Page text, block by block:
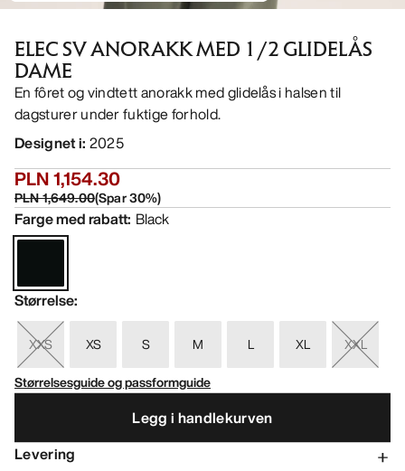
ELEC SV ANORAKK MED 1/2 GLIDELÅS
DAME
En fôret og vindtett anorakk med glidelås i halsen til
dagsturer under fuktige forhold.
Designet i: 2025
PLN 1,154.30
PLN 1,649.00(Spar30%)
Farge med rabatt: Black
Størrelse:
XXS XS S M L XL
XXL
Størrelsesguide og passformguide
Legg i handlekurven
Levering